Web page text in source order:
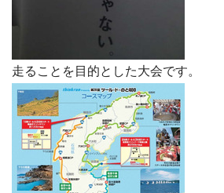
走ることを目的とした大会です。